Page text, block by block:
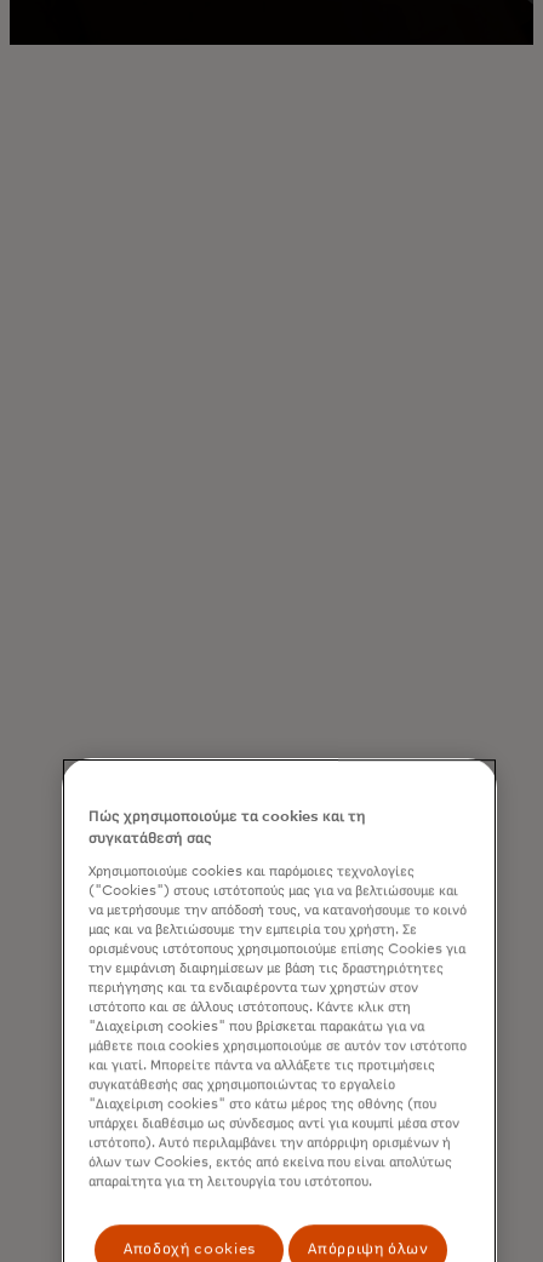
με Mastercard
στα αγαπημένα
σου εμπορικά
κέντρα!
6 Απριλίουέως και7 Ιουνίου
, κάθε σου συναλλαγή με
Mastercard στοMall of Cyprus
Λευκωσία, στοMetropolis Mall
Λεμεσό , σε φέρνει πιο κοντά σε
Πώς χρησιμοποιούμε τα cookies και τη
συγκατάθεσή σας
Χρησιμοποιούμε cookies και παρόμοιες τεχνολογίες
("Cookies") στους ιστότοπούς μας για να βελτιώσουμε και
να μετρήσουμε την απόδοσή τους, να κατανοήσουμε το κοινό
μας και να βελτιώσουμε την εμπειρία του χρήστη. Σε
ορισμένους ιστότοπους χρησιμοποιούμε επίσης Cookies για
την εμφάνιση διαφημίσεων με βάση τις δραστηριότητες
περιήγησης και τα ενδιαφέροντα των χρηστών στον
ιστότοπο και σε άλλους ιστότοπους. Κάντε κλικ στη
"Διαχείριση cookies" που βρίσκεται παρακάτω για να
μάθετε ποια cookies χρησιμοποιούμε σε αυτόν τον ιστότοπο
και γιατί. Μπορείτε πάντα να αλλάξετε τις προτιμήσεις
συγκατάθεσής σας χρησιμοποιώντας το εργαλείο
"Διαχείριση cookies" στο κάτω μέρος της οθόνης (που
υπάρχει διαθέσιμο ως σύνδεσμος αντί για κουμπί μέσα στον
ιστότοπο). Αυτό περιλαμβάνει την απόρριψη ορισμένων ή
όλων των Cookies, εκτός από εκείνα που είναι απολύτως
απαραίτητα για τη λειτουργία του ιστότοπου.
Αποδοχή cookies Απόρριψη όλων